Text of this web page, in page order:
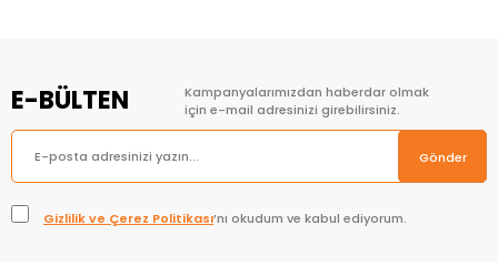
E-BÜLTEN
Kampanyalarımızdan haberdar olmak
için e-mail adresinizi girebilirsiniz.
Gönder
Gizlilik ve Çerez Politikası’nı okudum ve kabul ediyorum.